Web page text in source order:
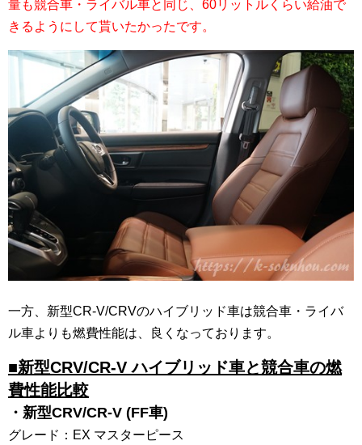
量も競合車・ライバル車と同じ、60リットルくらい給油で
きるようにして貰いたかったです。
一方、新型CR-V/CRVのハイブリッド車は競合車・ライバ
ル車よりも燃費性能は、良くなっております。
■新型CRV/CR-V ハイブリッド車と競合車の燃
費性能比較
・新型CRV/CR-V (FF車)
グレード：EX マスターピース